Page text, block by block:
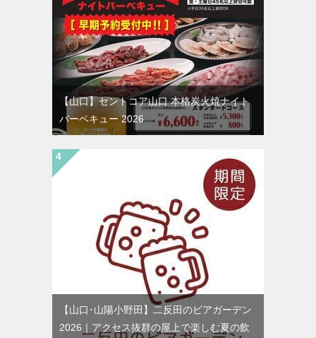
【山口】セントコア山口 本格炭火焼ナイト
バーベキュー 2026
【山口･山陽小野田】二反田のビアガーデン
2026｜アクセス抜群の屋上で楽しむ夏の飲